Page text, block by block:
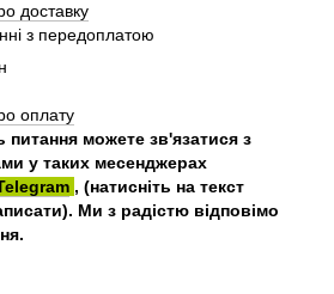
доставку
з передоплатою
оплату
питання можете зв'язатися з
у таких месенджерах
, (натисніть на текст
Ми з радістю відповімо